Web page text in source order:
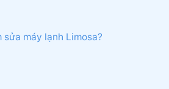
máy lạnh Limosa?